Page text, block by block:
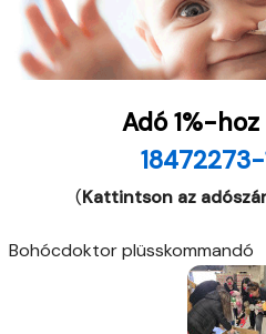
Adó 1%-
(Kattintson az
Bohócdoktor plüsskommandó